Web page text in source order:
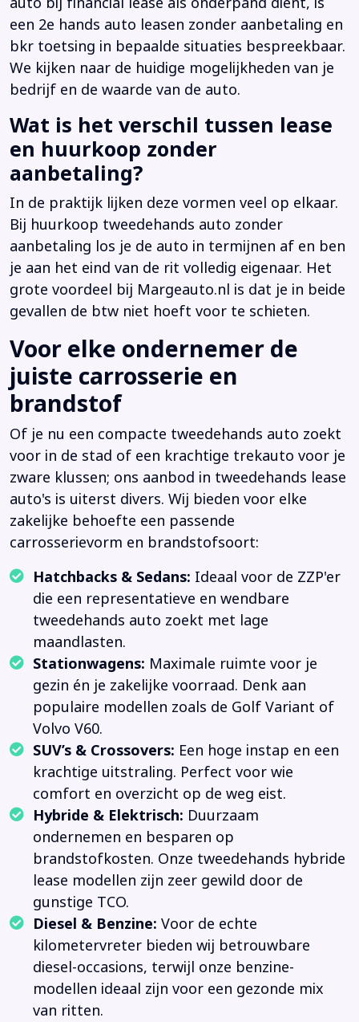
een 2e hands auto leasen zonder aanbetaling en
bkr toetsing in bepaalde situaties bespreekbaar.
We kijken naar de huidige mogelijkheden van je
bedrijf en de waarde van de auto.
Wat is het verschil tussen lease
en huurkoop zonder
aanbetaling?
In de praktijk lijken deze vormen veel op elkaar.
Bij huurkoop tweedehands auto zonder
aanbetaling los je de auto in termijnen af en ben
je aan het eind van de rit volledig eigenaar. Het
grote voordeel bij Margeauto.nl is dat je in beide
gevallen de btw niet hoeft voor te schieten.
Voor elke ondernemer de
juiste carrosserie en
brandstof
Of je nu een compacte tweedehands auto zoekt
voor in de stad of een krachtige trekauto voor je
zware klussen; ons aanbod in tweedehands lease
auto's is uiterst divers. Wij bieden voor elke
zakelijke behoefte een passende
carrosserievorm en brandstofsoort:
Hatchbacks & Sedans: Ideaal voor de ZZP'er
die een representatieve en wendbare
tweedehands auto zoekt met lage
maandlasten.
Stationwagens: Maximale ruimte voor je
gezin én je zakelijke voorraad. Denk aan
populaire modellen zoals de Golf Variant of
Volvo V60.
SUV’s & Crossovers: Een hoge instap en een
krachtige uitstraling. Perfect voor wie
comfort en overzicht op de weg eist.
Hybride & Elektrisch: Duurzaam
ondernemen en besparen op
brandstofkosten. Onze tweedehands hybride
lease modellen zijn zeer gewild door de
gunstige TCO.
Diesel & Benzine: Voor de echte
kilometervreter bieden wij betrouwbare
diesel-occasions, terwijl onze benzine-
modellen ideaal zijn voor een gezonde mix
van ritten.